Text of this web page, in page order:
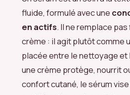
fluide, formulé avec une
en actifs. Il ne remplace
crème : il agit plutôt comme
placée entre le nettoyage et
une crème protège, nourrit
confort cutané, le sérum vise